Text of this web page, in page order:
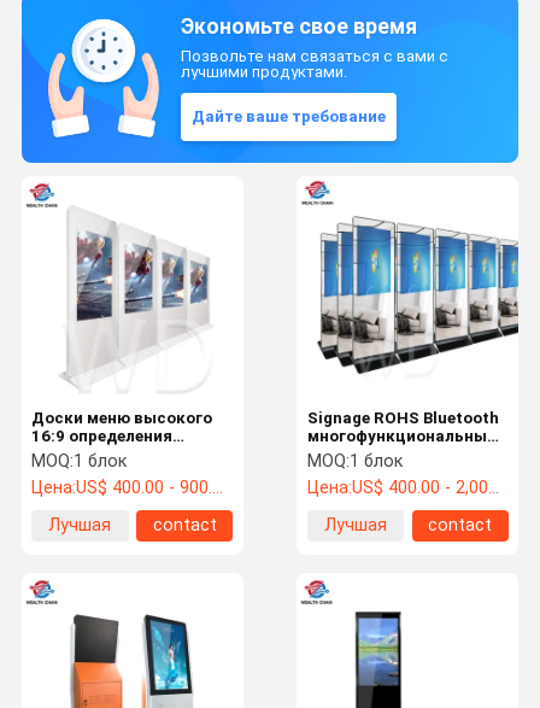
Экономьте свое время
Позвольте нам связаться с вами с
лучшими продуктами.
Дайте ваше требование
Signage ROHS Bluetooth
многофункциональный
крытый цифров в
спортзале
MOQ:1 блок
Цена:US$ 400.00 - 2,000.00 /pc
Лучшая
contact
Доски меню высокого
16:9 определения
крытые, крытый
Signage цифров с веб-
камерой
MOQ:1 блок
Цена:US$ 400.00 - 900.00 /pc
Лучшая
contact